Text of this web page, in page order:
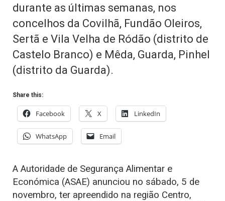
durante as últimas semanas, nos
concelhos da Covilhã, Fundão Oleiros,
Sertã e Vila Velha de Ródão (distrito de
Castelo Branco) e Mêda, Guarda, Pinhel
(distrito da Guarda).
Share this:
Facebook X LinkedIn
WhatsApp Email
A Autoridade de Segurança Alimentar e
Económica (ASAE) anunciou no sábado, 5 de
novembro, ter apreendido na região Centro,